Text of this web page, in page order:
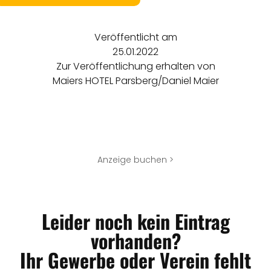
Veröffentlicht am
25.01.2022
Zur Veröffentlichung erhalten von
Maiers HOTEL Parsberg/Daniel Maier
Anzeige buchen >
Leider noch kein Eintrag
vorhanden?
Ihr Gewerbe oder Verein fehlt